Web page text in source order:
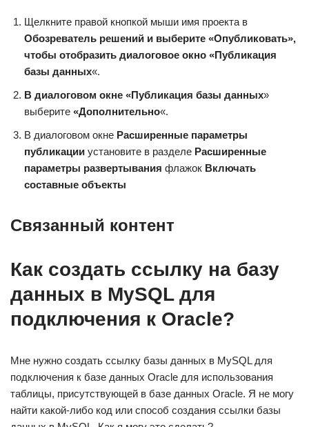
Щелкните правой кнопкой мыши имя проекта в
Обозреватель решений и выберите «Опубликовать»,
чтобы отобразить диалоговое окно «Публикация
базы данных«.
В диалоговом окне «Публикация базы данных»
выберите «Дополнительно«.
В диалоговом окне Расширенные параметры
публикации установите в разделе Расширенные
параметры развертывания флажок Включать
составные объекты
Связанный контент
Как создать ссылку на базу
данных в MySQL для
подключения к Oracle?
Мне нужно создать ссылку базы данных в MySQL для
подключения к базе данных Oracle для использования
таблицы, присутствующей в базе данных Oracle. Я не могу
найти какой-либо код или способ создания ссылки базы